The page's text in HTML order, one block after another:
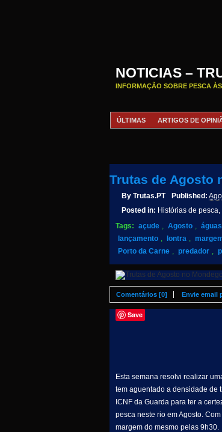
NOTICIAS –
INFORMAÇÃO SOBRE PESCA
ÚLTIMAS
ARTIGOS DE
Trutas de Agosto
By Trutas.PT Published:
Posted in: Histórias de
Tags: açude , Agosto , águas
lançamento , lontra ,
Porto da Carne , predador ,
Comentários [0] Envie email
Save
Esta semana resolvi realizar
tem aguentado a densidade de
ICNF da Guarda para ter a
pesca neste rio em Agosto.
margem do mesmo pelas 9h30.